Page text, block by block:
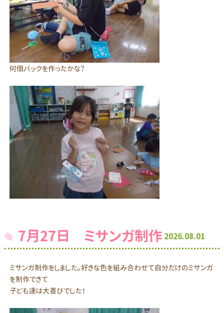
何個バックを作ったかな？
7月27日 ミサンガ制作 2026.08.01
ミサンガ制作をしました。好きな色を組み合わせて自分だけのミサンガ
を制作できて
子ども達は大喜びでした！